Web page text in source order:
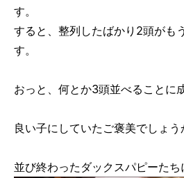
す。
すると、整列したばかり2頭がも
す。
おっと、何とか3頭並べることに
良い子にしていたご褒美でしょう
並び終わったダックスパピーた